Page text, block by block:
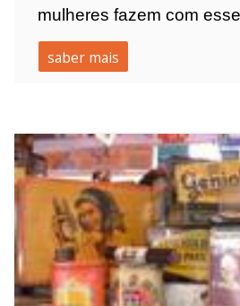
mulheres fazem com
saber mais